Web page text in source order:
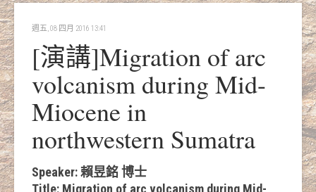
週五, 08 四月 2016 13:41
[演講]Migration of arc
volcanism during Mid-
Miocene in
northwestern Sumatra
Speaker: 賴昱銘 博士
Title: Migration of arc volcanism during Mid-